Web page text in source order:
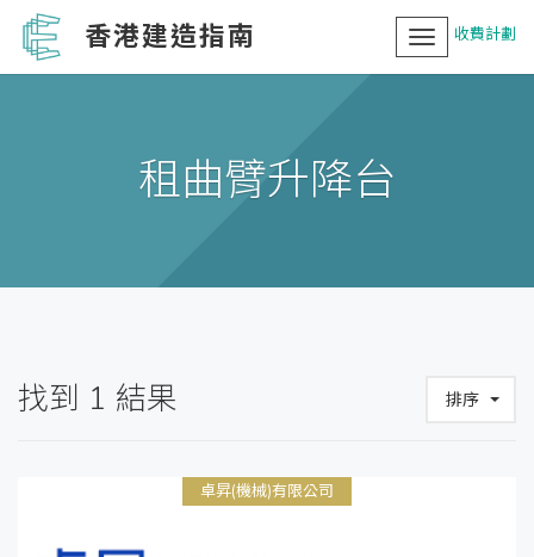
香港建造指南 收費計劃
Toggle
navigation
租曲臂升降台
找到 1 結果 排序
卓昇(機械)有限公司